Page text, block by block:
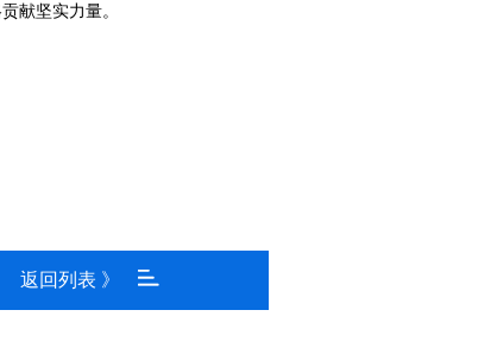
献坚实力量。
返回列表 》